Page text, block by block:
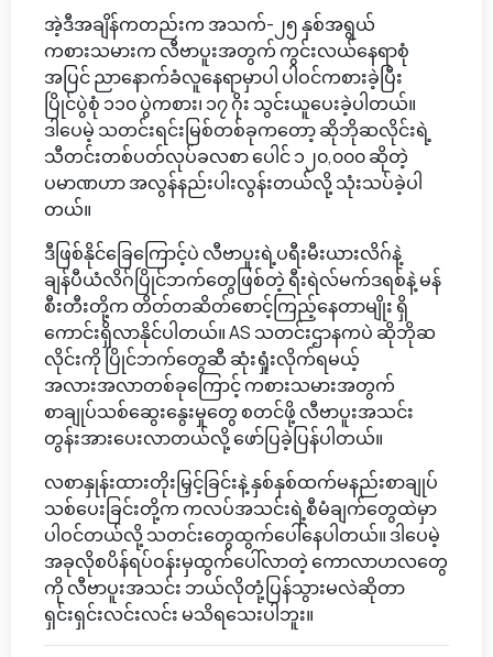
အဲ့ဒီအချိန်ကတည်းက အသက်-၂၅ နှစ်အရွယ်
ကစားသမားက လီဗာပူးအတွက် ကွင်းလယ်နေရာစုံ
အပြင် ညာနောက်ခံလူနေရာမှာပါ ပါဝင်ကစားခဲ့ပြီး
ပြိုင်ပွဲစုံ ၁၁၀ ပွဲကစား၊ ၁၇ ဂိုး သွင်းယူပေးခဲ့ပါတယ်။
ဒါပေမဲ့ သတင်းရင်းမြစ်တစ်ခုကတော့ ဆိုဘိုဆလိုင်းရဲ့
သီတင်းတစ်ပတ်လုပ်ခလစာ ပေါင် ၁၂၀,၀၀၀ ဆိုတဲ့
ပမာဏဟာ အလွန်နည်းပါးလွန်းတယ်လို့ သုံးသပ်ခဲ့ပါ
တယ်။
ဒီဖြစ်နိုင်ခြေကြောင့်ပဲ လီဗာပူးရဲ့ပရီးမီးယားလိဂ်နဲ့
ချန်ပီယံလိဂ်ပြိုင်ဘက်တွေဖြစ်တဲ့ ရီးရဲလ်မက်ဒရစ်နဲ့ မန်
စီးတီးတို့က တိတ်တဆိတ်စောင့်ကြည့်နေတာမျိုး ရှိ
ကောင်းရှိလာနိုင်ပါတယ်။ AS သတင်းဌာနကပဲ ဆိုဘိုဆ
လိုင်းကို ပြိုင်ဘက်တွေဆီ ဆုံးရှုံးလိုက်ရမယ့်
အလားအလာတစ်ခုကြောင့် ကစားသမားအတွက်
စာချုပ်သစ်ဆွေးနွေးမှုတွေ စတင်ဖို့ လီဗာပူးအသင်း
တွန်းအားပေးလာတယ်လို့ ဖော်ပြခဲ့ပြန်ပါတယ်။
လစာနှုန်းထားတိုးမြှင့်ခြင်းနဲ့ နှစ်နှစ်ထက်မနည်းစာချုပ်
သစ်ပေးခြင်းတို့က ကလပ်အသင်းရဲ့စီမံချက်တွေထဲမှာ
ပါဝင်တယ်လို့ သတင်းတွေထွက်ပေါ်နေပါတယ်။ ဒါပေမဲ့
အခုလိုစပိန်ရပ်ဝန်းမှထွက်ပေါ်လာတဲ့ ကောလာဟလတွေ
ကို လီဗာပူးအသင်း ဘယ်လိုတုံ့ပြန်သွားမလဲဆိုတာ
ရှင်းရှင်းလင်းလင်း မသိရသေးပါဘူး။